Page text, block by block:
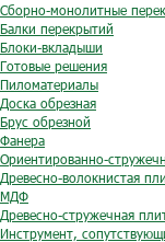
Сборно-монолитные
Балки перекрытий
Блоки-вкладыши
Готовые решения
Пиломатериалы
Доска обрезная
Брус обрезной
Фанера
Ориентированно-
Древесно-волокнистая
МДФ
Древесно-стружечная
Инструмент,